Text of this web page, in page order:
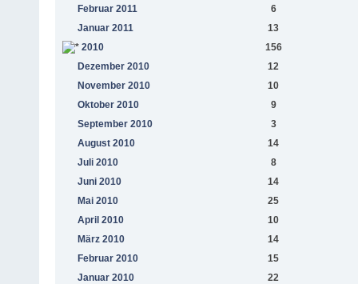
Februar 2011
6
Januar 2011
13
2010
156
Dezember 2010
12
November 2010
10
Oktober 2010
9
September 2010
3
August 2010
14
Juli 2010
8
Juni 2010
14
Mai 2010
25
April 2010
10
März 2010
14
Februar 2010
15
Januar 2010
22